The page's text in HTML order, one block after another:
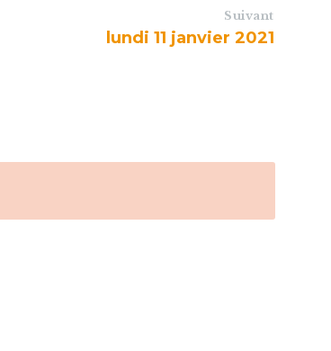
Suivant
lundi 11 janvier 2021